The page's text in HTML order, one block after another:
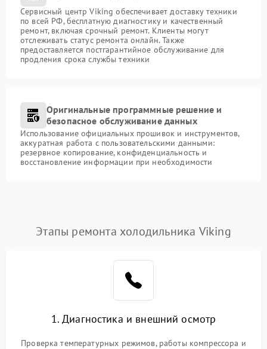
Сервисный центр Viking обеспечивает доставку техники
по всей РФ, бесплатную диагностику и качественный
ремонт, включая срочный ремонт. Клиенты могут
отслеживать статус ремонта онлайн. Также
предоставляется постгарантийное обслуживание для
продления срока службы техники
Оригинальные программные решение и
безопасное обслуживание данных
Использование официальных прошивок и инструментов,
аккуратная работа с пользовательскими данными:
резервное копирование, конфиденциальность и
восстановление информации при необходимости
Этапы ремонта холодильника Viking
1. Диагностика и внешний осмотр
Проверка температурных режимов, работы компрессора и